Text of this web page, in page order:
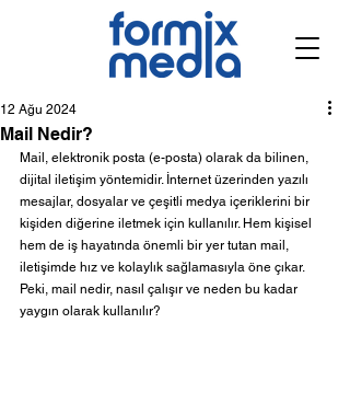
Mail Nedir?
12 Ağu 2024
Mail, elektronik posta (e-posta) olarak da bilinen,
dijital iletişim yöntemidir. İnternet üzerinden yazılı
mesajlar, dosyalar ve çeşitli medya içeriklerini bir
kişiden diğerine iletmek için kullanılır. Hem kişisel
hem de iş hayatında önemli bir yer tutan mail,
iletişimde hız ve kolaylık sağlamasıyla öne çıkar.
Peki, mail nedir, nasıl çalışır ve neden bu kadar
yaygın olarak kullanılır?